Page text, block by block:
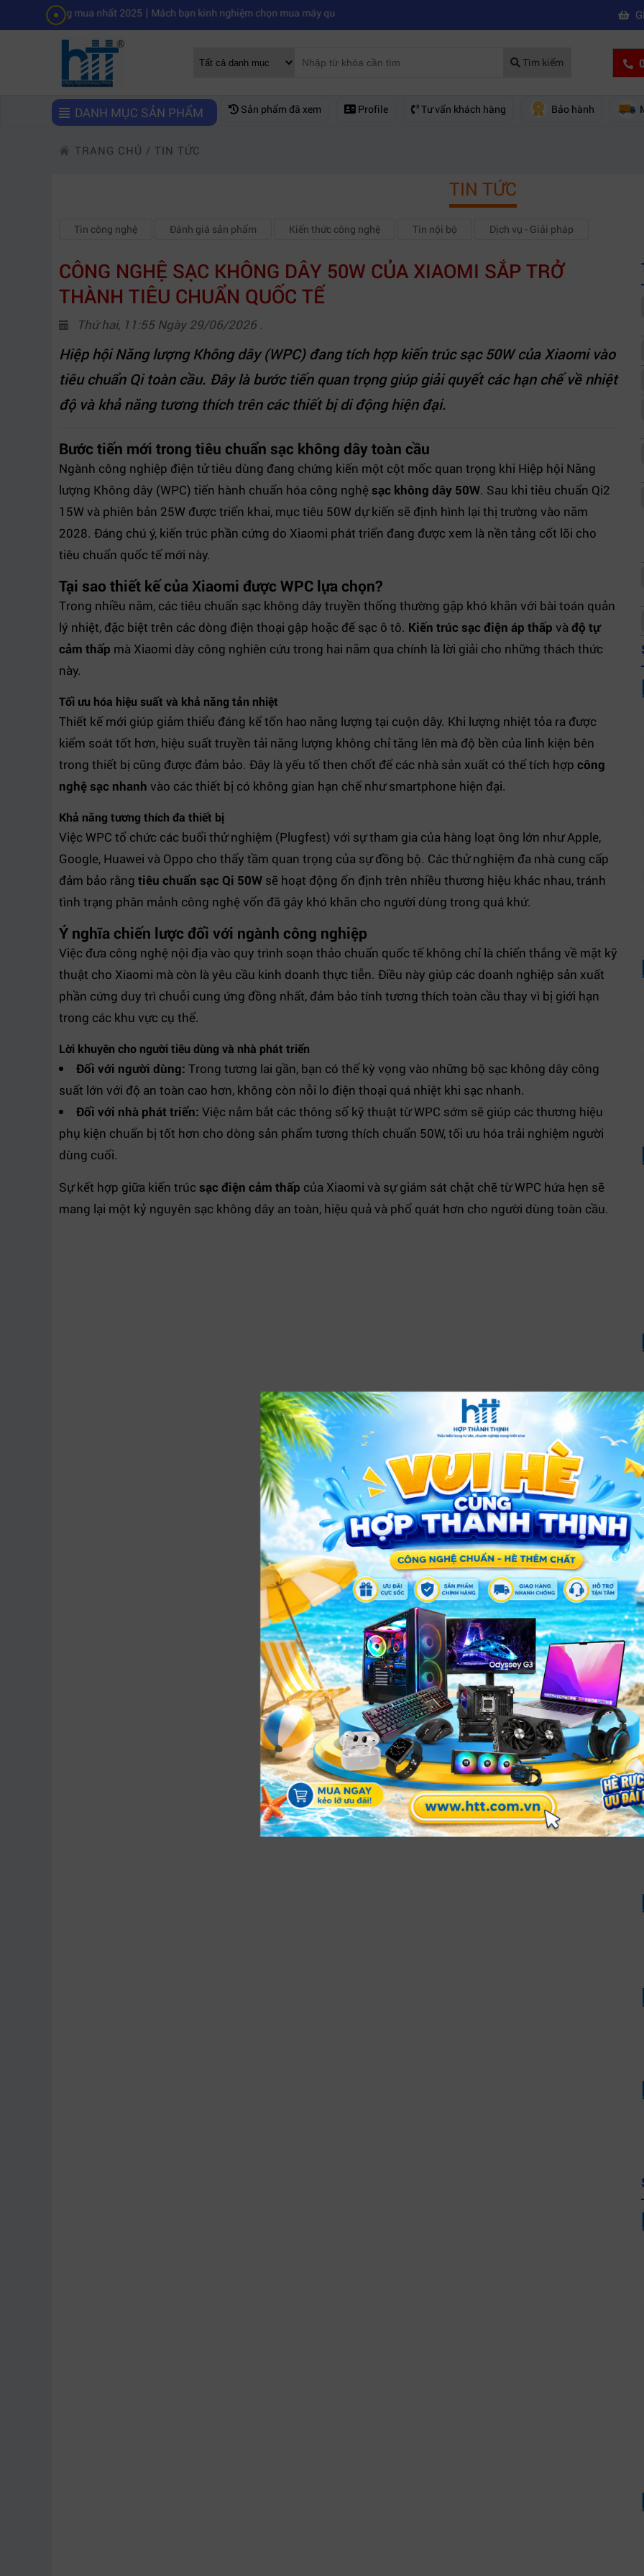
mua nhất 2025|Mách bạn kinh nghiệm chọn mua máy quay phim chuyên nghiệp Mua máy quay phim hd giá rẻ nên mua của hãng nào? |
Tìm kiếm
DANH MỤC SẢN PHẨM Sản phẩm đã xem Profile Tư vấn khách hàng Bảo hành
TRANG CHỦ / TIN TỨC
TIN TỨC
Tin công nghệ Đánh giá sản phẩm Kiến thức công nghệ Tin nội bộ Dịch vụ - Giải pháp
CÔNG NGHỆ SẠC KHÔNG DÂY 50W CỦA XIAOMI SẮP TRỞ
THÀNH TIÊU CHUẨN QUỐC TẾ
Thứ hai, 11:55 Ngày 29/06/2026 .
Hiệp hội Năng lượng Không dây (WPC) đang tích hợp kiến trúc sạc 50W của Xiaomi vào
tiêu chuẩn Qi toàn cầu. Đây là bước tiến quan trọng giúp giải quyết các hạn chế về nhiệt
độ và khả năng tương thích trên các thiết bị di động hiện đại.
Bước tiến mới trong tiêu chuẩn sạc không dây toàn cầu
Ngành công nghiệp điện tử tiêu dùng đang chứng kiến một cột mốc quan trọng khi Hiệp hội Năng
lượng Không dây (WPC) tiến hành chuẩn hóa công nghệ sạc không dây 50W. Sau khi tiêu chuẩn Qi2
15W và phiên bản 25W được triển khai, mục tiêu 50W dự kiến sẽ định hình lại thị trường vào năm
2028. Đáng chú ý, kiến trúc phần cứng do Xiaomi phát triển đang được xem là nền tảng cốt lõi cho
tiêu chuẩn quốc tế mới này.
Tại sao thiết kế của Xiaomi được WPC lựa chọn?
Trong nhiều năm, các tiêu chuẩn sạc không dây truyền thống thường gặp khó khăn với bài toán quản
lý nhiệt, đặc biệt trên các dòng điện thoại gập hoặc đế sạc ô tô. Kiến trúc sạc điện áp thấp và độ tự
cảm thấp mà Xiaomi dày công nghiên cứu trong hai năm qua chính là lời giải cho những thách thức
này.
Tối ưu hóa hiệu suất và khả năng tản nhiệt
Thiết kế mới giúp giảm thiểu đáng kể tổn hao năng lượng tại cuộn dây. Khi lượng nhiệt tỏa ra được
kiểm soát tốt hơn, hiệu suất truyền tải năng lượng không chỉ tăng lên mà độ bền của linh kiện bên
trong thiết bị cũng được đảm bảo. Đây là yếu tố then chốt để các nhà sản xuất có thể tích hợp công
nghệ sạc nhanh vào các thiết bị có không gian hạn chế như smartphone hiện đại.
Khả năng tương thích đa thiết bị
Việc WPC tổ chức các buổi thử nghiệm (Plugfest) với sự tham gia của hàng loạt ông lớn như Apple,
Google, Huawei và Oppo cho thấy tầm quan trọng của sự đồng bộ. Các thử nghiệm đa nhà cung cấp
đảm bảo rằng tiêu chuẩn sạc Qi 50W sẽ hoạt động ổn định trên nhiều thương hiệu khác nhau, tránh
tình trạng phân mảnh công nghệ vốn đã gây khó khăn cho người dùng trong quá khứ.
Ý nghĩa chiến lược đối với ngành công nghiệp
Việc đưa công nghệ nội địa vào quy trình soạn thảo chuẩn quốc tế không chỉ là chiến thắng về mặt kỹ
thuật cho Xiaomi mà còn là yêu cầu kinh doanh thực tiễn. Điều này giúp các doanh nghiệp sản xuất
phần cứng duy trì chuỗi cung ứng đồng nhất, đảm bảo tính tương thích toàn cầu thay vì bị giới hạn
trong các khu vực cụ thể.
Lời khuyên cho người tiêu dùng và nhà phát triển
Đối với người dùng: Trong tương lai gần, bạn có thể kỳ vọng vào những bộ sạc không dây công
suất lớn với độ an toàn cao hơn, không còn nỗi lo điện thoại quá nhiệt khi sạc nhanh.
Đối với nhà phát triển: Việc nắm bắt các thông số kỹ thuật từ WPC sớm sẽ giúp các thương hiệu
phụ kiện chuẩn bị tốt hơn cho dòng sản phẩm tương thích chuẩn 50W, tối ưu hóa trải nghiệm người
dùng cuối.
Sự kết hợp giữa kiến trúcsạc điện cảm thấp của Xiaomi và sự giám sát chặt chẽ từ WPC hứa hẹn sẽ
mang lại một kỷ nguyên sạc không dây an toàn, hiệu quả và phổ quát hơn cho người dùng toàn cầu.